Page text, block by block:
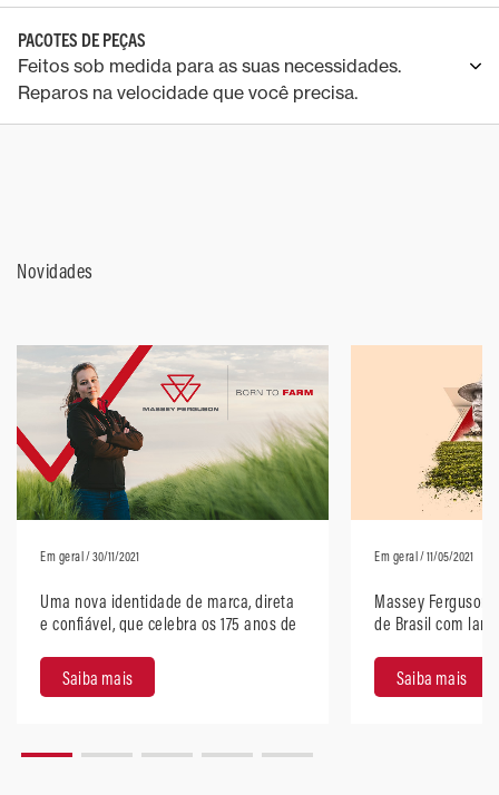
PACOTES DE PEÇAS
Feitos sob medida para as suas necessidades.
Reparos na velocidade que você precisa.
Novidades
Em geral/ 30/11/2021
Uma nova identidade de marca, direta
e confiável, que celebra os 175 anos de
Saiba mais
Em geral/ 11/05/2021
Massey Ferguson
de Brasil com
Saiba mais